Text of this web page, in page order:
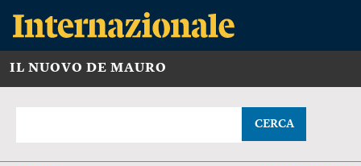
IL NUOVO DE MAURO
CERCA